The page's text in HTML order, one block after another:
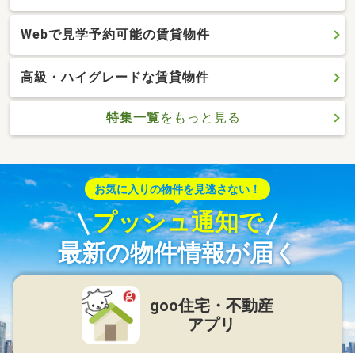
Webで見学予約可能の賃貸物件
高級・ハイグレードな賃貸物件
特集一覧をもっと見る
お気に入りの物件を見逃さない！
プッシュ通知で
最新の物件情報が届く
goo住宅・不動産
アプリ